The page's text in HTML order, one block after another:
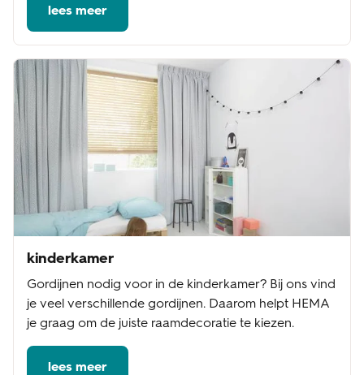
lees meer
kinderkamer
Gordijnen nodig voor in de kinderkamer? Bij ons vind
je veel verschillende gordijnen. Daarom helpt HEMA
je graag om de juiste raamdecoratie te kiezen.
lees meer